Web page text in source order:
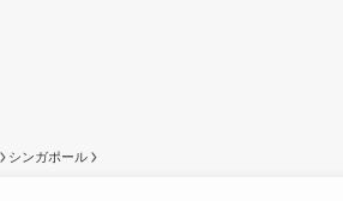
シンガポール